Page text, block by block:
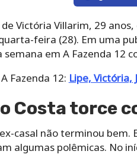
Victória Villarim, 29
feira (28). Em uma
em A Fazenda 12
Fazenda 12: Lipe, Victória,
Costa torce
casal não terminou
algumas polêmicas. No